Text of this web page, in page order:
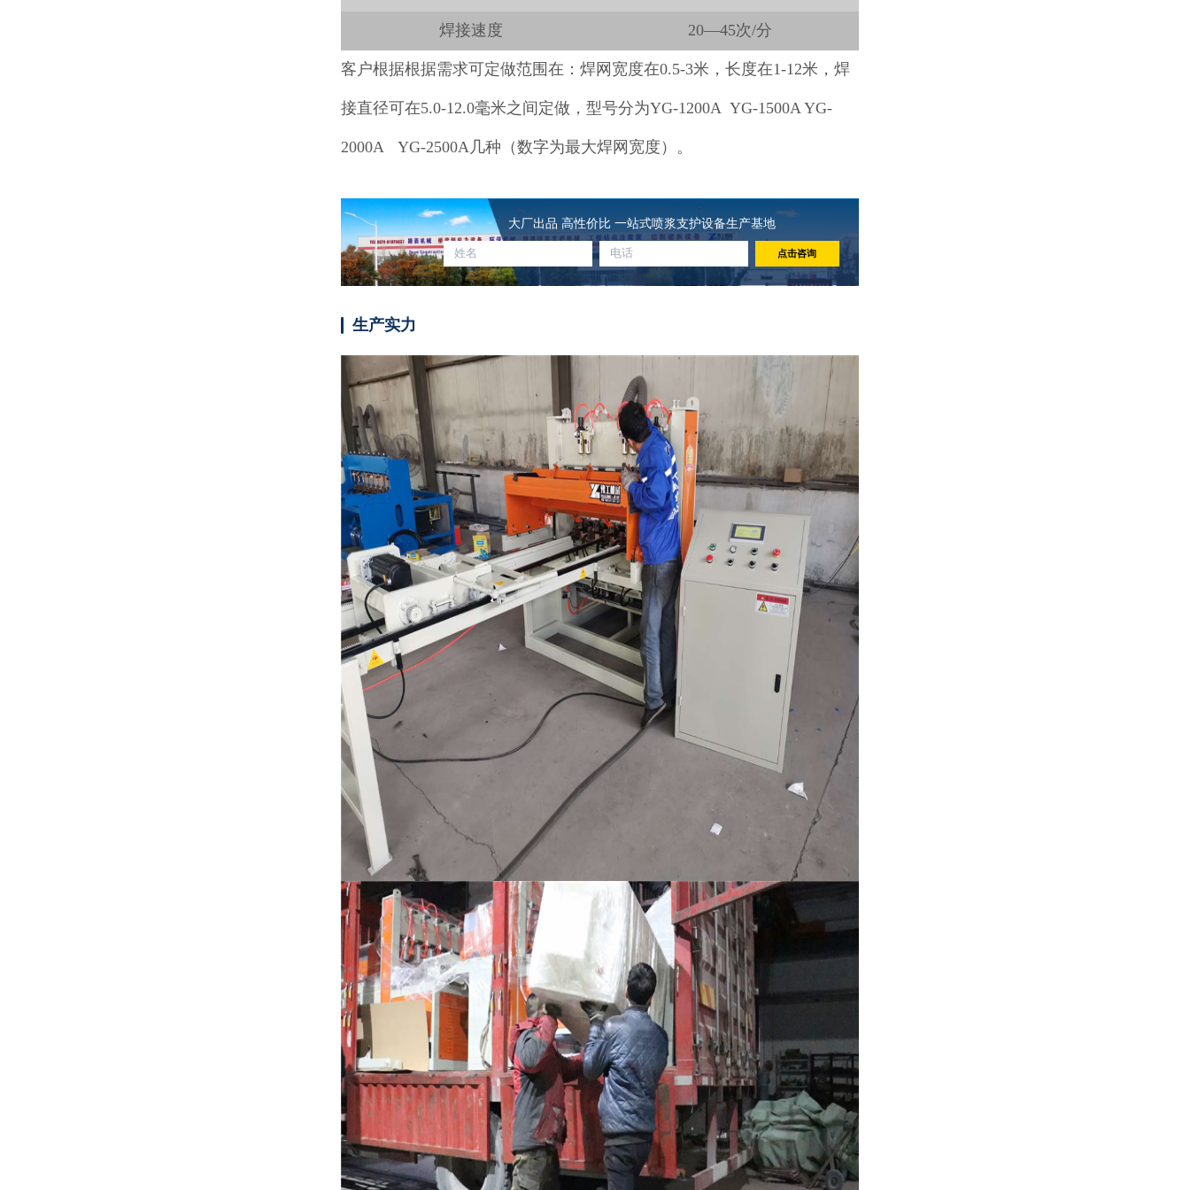
焊接速度 20—45次/分
客户根据根据需求可定做范围在：焊网宽度在0.5-3米，长度在1-12米，焊
接直径可在5.0-12.0毫米之间定做，型号分为YG-1200A YG-1500A YG-
2000A YG-2500A几种（数字为最大焊网宽度）。
大厂出品 高性价比 一站式喷浆支护设备生产基地
点击咨询
生产实力